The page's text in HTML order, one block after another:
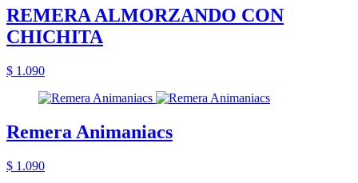
REMERA ALMORZANDO CON
CHICHITA
$ 1.090
Remera Animaniacs
$ 1.090